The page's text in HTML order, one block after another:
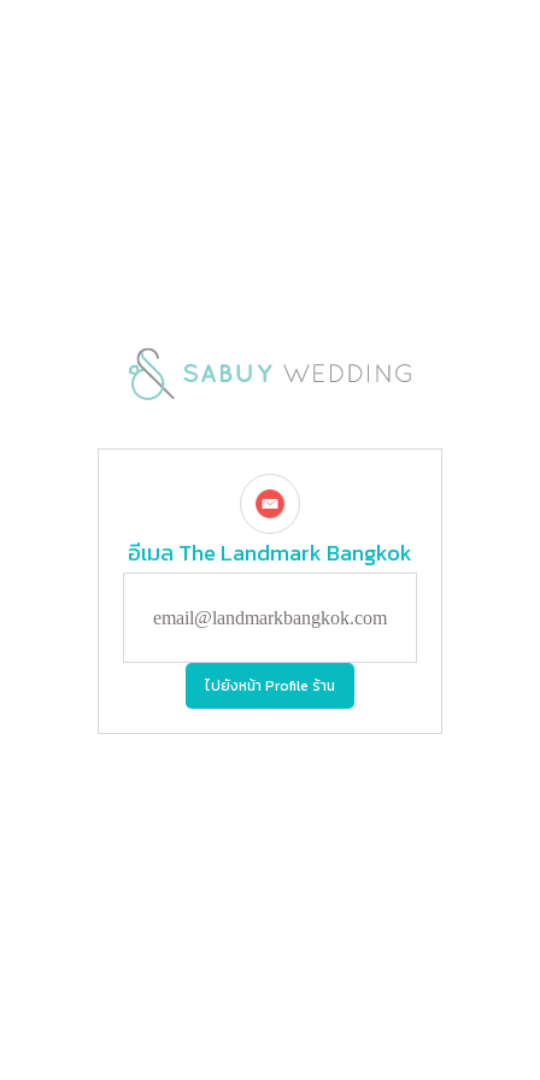
อีเมล The Landmark Bangkok
email@landmarkbangkok.com
ไปยังหน้า Profile ร้าน